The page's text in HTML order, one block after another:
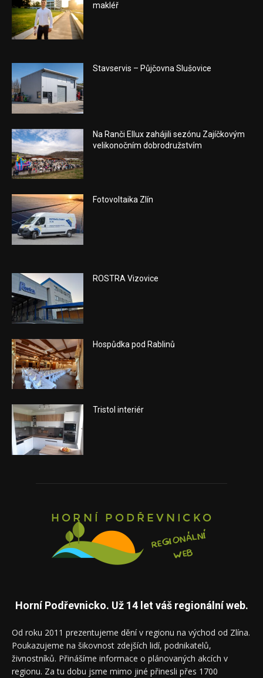
makléř
Stavservis – Půjčovna Slušovice
Na Ranči Ellux zahájili sezónu Zajíčkovým
velikonočním dobrodružstvím
Fotovoltaika Zlín
ROSTRA Vizovice
Hospůdka pod Rablinů
Tristol interiér
Horní Podřevnicko. Už 14 let váš regionální web.
Od roku 2011 prezentujeme dění v regionu na východ od Zlína.
Poukazujeme na šikovnost zdejších lidí, podnikatelů,
živnostníků. Přinášíme informace o plánovaných akcích v
regionu. Za tu dobu jsme mimo jiné přinesli přes 1700